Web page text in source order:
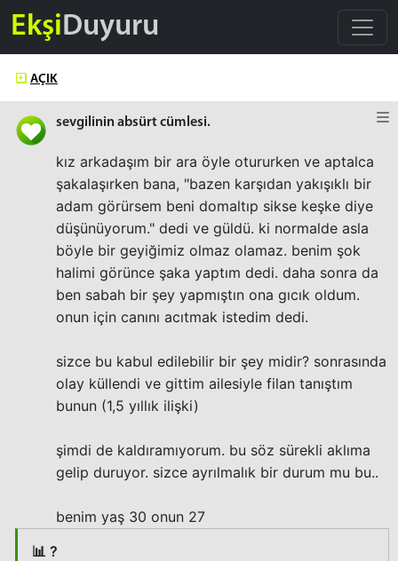
EkşiDuyuru
AÇIK
sevgilinin absürt cümlesi.
kız arkadaşım bir ara öyle otururken ve aptalca
şakalaşırken bana, "bazen karşıdan yakışıklı bir
adam görürsem beni domaltıp sikse keşke diye
düşünüyorum." dedi ve güldü. ki normalde asla
böyle bir geyiğimiz olmaz olamaz. benim şok
halimi görünce şaka yaptım dedi. daha sonra da
ben sabah bir şey yapmıştın ona gıcık oldum.
onun için canını acıtmak istedim dedi.
sizce bu kabul edilebilir bir şey midir? sonrasında
olay küllendi ve gittim ailesiyle filan tanıştım
bunun (1,5 yıllık ilişki)
şimdi de kaldıramıyorum. bu söz sürekli aklıma
gelip duruyor. sizce ayrılmalık bir durum mu bu..
benim yaş 30 onun 27
📊 ?